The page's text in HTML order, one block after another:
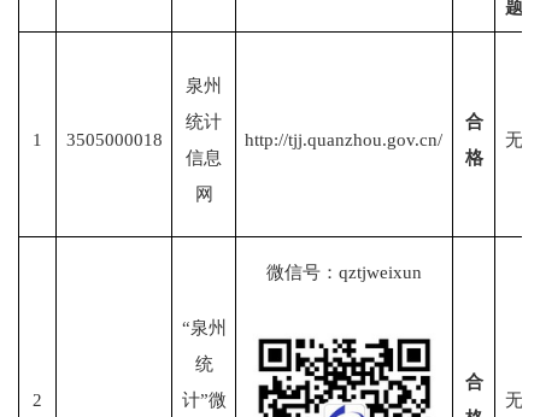
题
1 3505000018
泉州
统计
信息
网
http://tjj.quanzhou.gov.cn/
合
格
无
2
“泉州
统
计”微
微信号：qztjweixun
合
无